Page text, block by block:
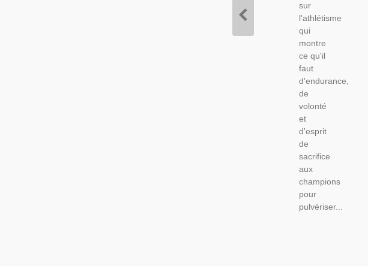
sur
l'athlétisme
qui
montre
ce qu'il
faut
d'endurance,
de
volonté
et
d'esprit
de
sacrifice
aux
champions
pour
pulvériser...